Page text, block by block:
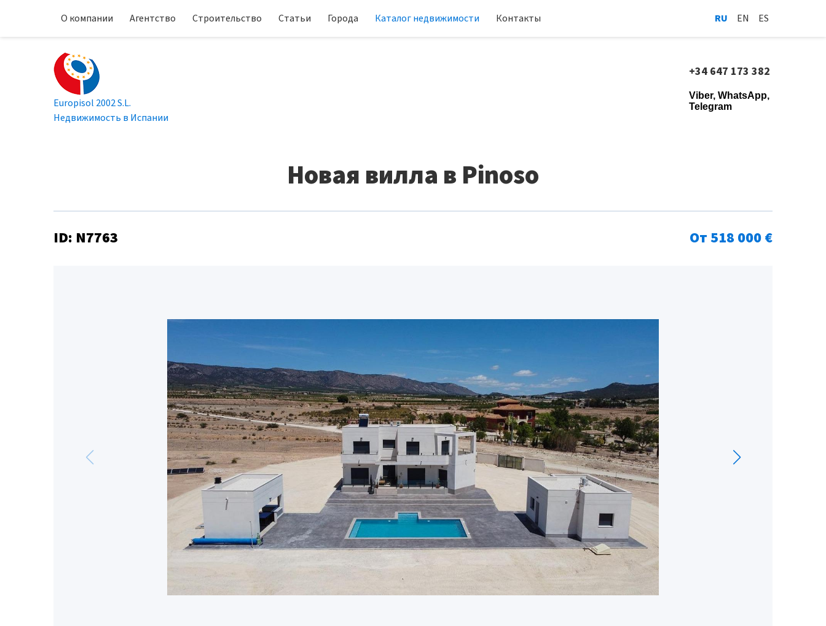
О компании Агентство Строительство Статьи Города Каталог недвижимости Контакты RU EN ES
Europisol 2002 S.L.
Недвижимость в Испании
+34 647 173 382
Viber, WhatsApp,
Telegram
Новая вилла в Pinoso
ID: N7763 От 518 000 €